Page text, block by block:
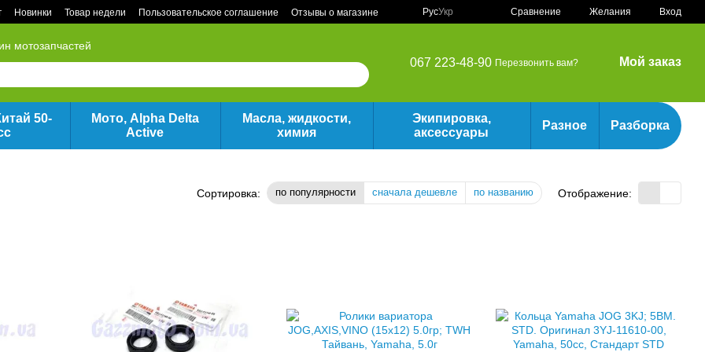
Новинки Товар недели Пользовательское соглашение Отзывы о магазине РусУкр Сравнение Желания Вход
мотозапчастей
067 223-48-90 Перезвонить вам? Мой заказ
50-
Мото, Alpha Delta
Active
Масла, жидкости,
химия
Экипировка,
аксессуары
Разное Разборка
Сортировка: по популярности сначала дешевле по названию Отображение: